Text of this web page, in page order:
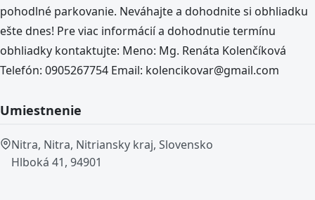
pohodlné parkovanie. Neváhajte a dohodnite si obhliadku
ešte dnes! Pre viac informácií a dohodnutie termínu
obhliadky kontaktujte: Meno: Mg. Renáta Kolenčíková
Telefón: 0905267754 Email: kolencikovar@gmail.com
Umiestnenie
Nitra, Nitra, Nitriansky kraj, Slovensko
Hlboká 41, 94901